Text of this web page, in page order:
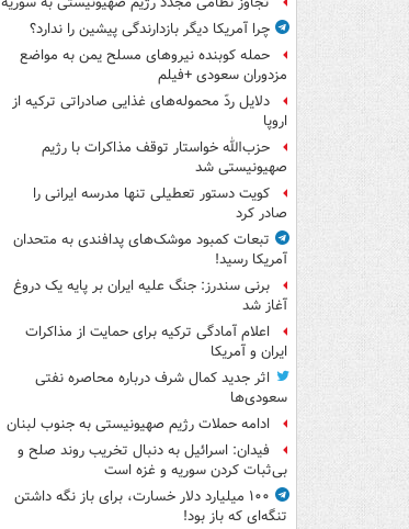
چرا آمریکا دیگر بازدارندگی پیشین را ندارد؟
حمله کوبنده نیروهای مسلح یمن به مواضع
مزدوران سعودی +فیلم
دلایل ردّ محموله‌های غذایی صادراتی ترکیه از
اروپا
حزب‌الله خواستار توقف مذاکرات با رژیم
صهیونیستی شد
کویت دستور تعطیلی تنها مدرسه ایرانی را
صادر کرد
تبعات کمبود موشک‌های پدافندی به متحدان
آمریکا رسید!
برنی سندرز: جنگ علیه ایران بر پایه یک دروغ
آغاز شد
اعلام آمادگی ترکیه برای حمایت از مذاکرات
ایران و آمریکا
اثر جدید کمال شرف درباره محاصره نفتی
سعودی‌ها
ادامه حملات رژیم صهیونیستی به جنوب لبنان
فیدان: اسرائیل به دنبال تخریب روند صلح و
بی‌ثبات کردن سوریه و غزه است
۱۰۰ میلیارد دلار خسارت، برای باز نگه داشتن
تنگه‌ای که باز بود!